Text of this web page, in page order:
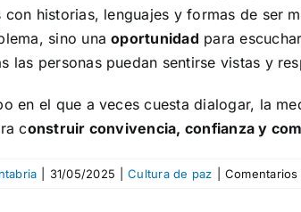
historias, lenguajes y formas de ser
sino unaoportunidad para
las personas puedan sentirse vistas y
en el que a veces cuesta dialogar, la
construir convivencia, confianza y
31/05/2025 Cultura de paz